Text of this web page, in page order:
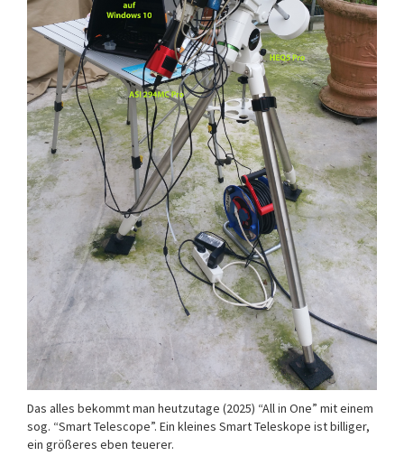
Das alles bekommt man heutzutage (2025) “All in One” mit einem
sog. “Smart Telescope”. Ein kleines Smart Teleskope ist billiger,
ein größeres eben teuerer.